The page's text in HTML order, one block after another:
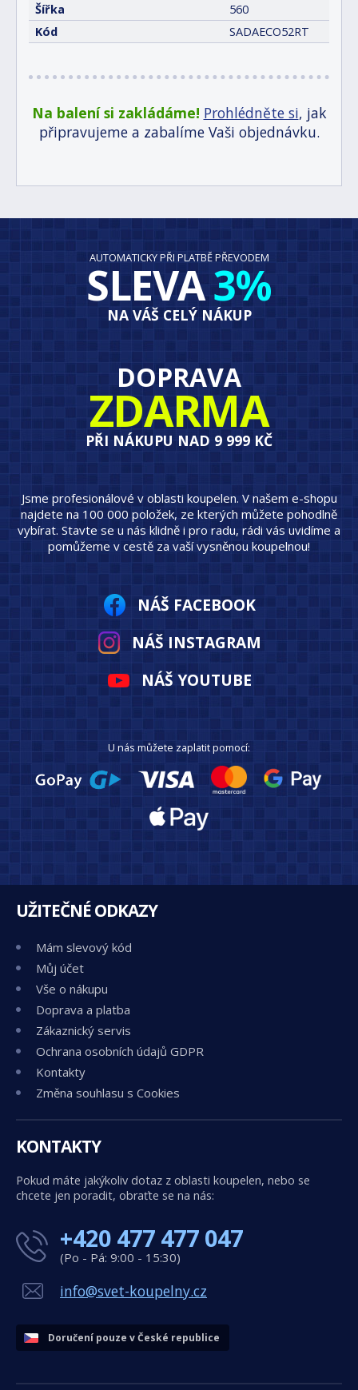
Šířka
560
Kód
SADAECO52RT
Na balení si zakládáme! Prohlédněte si, jak
připravujeme a zabalíme Vaši objednávku.
AUTOMATICKY PŘI PLATBĚ PŘEVODEM
SLEVA3%
NA VÁŠ CELÝ NÁKUP
DOPRAVA
ZDARMA
PŘI NÁKUPU NAD 9 999 KČ
Jsme profesionálové v oblasti koupelen. V našem e-shopu
najdete na 100 000 položek, ze kterých můžete pohodlně
vybírat. Stavte se u nás klidně i pro radu, rádi vás uvidíme a
pomůžeme v cestě za vaší vysněnou koupelnou!
NÁŠ FACEBOOK
NÁŠ INSTAGRAM
NÁŠ YOUTUBE
U nás můžete zaplatit pomocí:
UŽITEČNÉ ODKAZY
Mám slevový kód
Můj účet
Vše o nákupu
Doprava a platba
Zákaznický servis
Ochrana osobních údajů GDPR
Kontakty
Změna souhlasu s Cookies
KONTAKTY
Pokud máte jakýkoliv dotaz z oblasti koupelen, nebo se
chcete jen poradit, obraťte se na nás:
+420 477 477 047
(Po - Pá: 9:00 - 15:30)
info@svet-koupelny.cz
Doručení pouze v České republice